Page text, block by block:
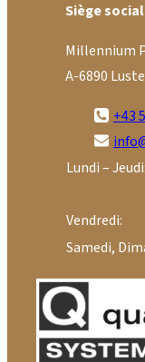
Siège
Millennium
A-6890
+43
Lundi – Jeudi:
Vendredi:
Samedi,